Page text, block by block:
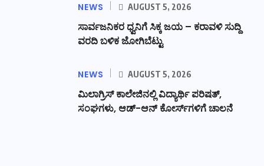
NEWS AUGUST 5, 2026
ಸಾರ್ವಜನಿಕರ ಧ್ವನಿಗೆ ಸಿಕ್ಕ ಜಯ – ಕರಾವಳಿ ಸುದ್ದಿ
ವರದಿ ಬಳಿಕ ಜೋಗಿಬೆಟ್ಟು
NEWS AUGUST 5, 2026
ಮಿಲಾಗ್ರಿಸ್ ಕಾಲೇಜಿನಲ್ಲಿ ವಿದ್ಯಾರ್ಥಿ ಪರಿಷತ್‌,
ಸಂಘಗಳು, ಆಡ್-ಆನ್ ಕೋರ್ಸ್‌ಗಳಿಗೆ ಚಾಲನೆ